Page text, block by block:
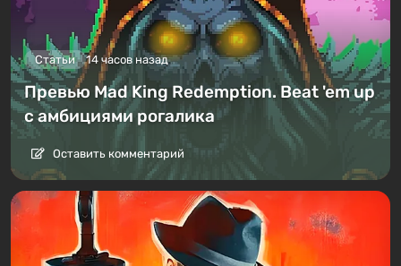
Статьи 14 часов назад
Превью Mad King Redemption. Beat 'em up
с амбициями рогалика
Оставить комментарий